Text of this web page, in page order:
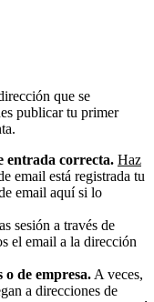
que se
publicar tu primer
entrada correcta. Haz
email está registrada tu
email aquí si lo
sesión a través de
el email a la dirección
o de empresa. A veces,
a direcciones de